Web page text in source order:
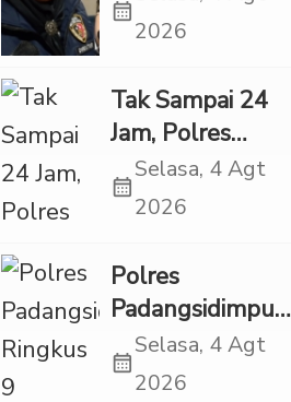
Bigmo terkait
Eksploitasi Anak
calendar_month
2026
Tak Sampai 24
Jam, Polres
Tapsel Tangkap
Dua Pencuri
calendar_month
Selasa, 4 Agt
2026
Polres
Padangsidimpuan
Ringkus 9
Tersangka Kasus
calendar_month
Selasa, 4 Agt
2026